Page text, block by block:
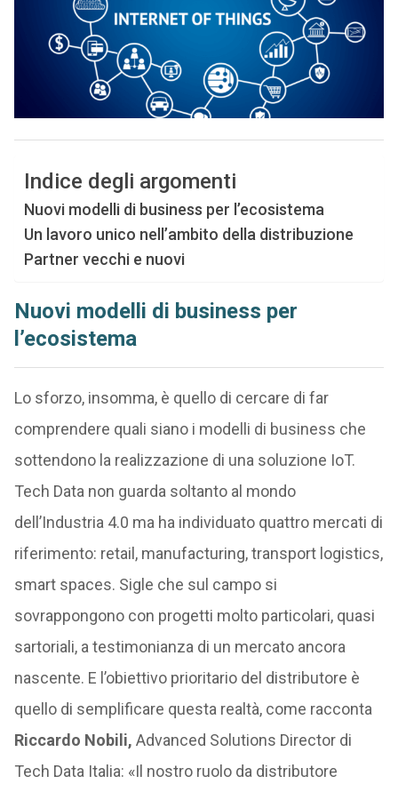
Indice degli argomenti
Nuovi modelli di business per l’ecosistema
Un lavoro unico nell’ambito della distribuzione
Partner vecchi e nuovi
Nuovi modelli di business per
l’ecosistema
Lo sforzo, insomma, è quello di cercare di far
comprendere quali siano i modelli di business che
sottendono la realizzazione di una soluzione IoT.
Tech Data non guarda soltanto al mondo
dell’Industria 4.0 ma ha individuato quattro mercati di
riferimento: retail, manufacturing, transport logistics,
smart spaces. Sigle che sul campo si
sovrappongono con progetti molto particolari, quasi
sartoriali, a testimonianza di un mercato ancora
nascente. E l’obiettivo prioritario del distributore è
quello di semplificare questa realtà, come racconta
Riccardo Nobili, Advanced Solutions Director di
Tech Data Italia: «Il nostro ruolo da distributore